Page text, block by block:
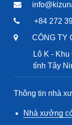
+84 272
CÔNG TY
Lô K -
tỉnh Tây
Thông tin nhà
Nhà xưởng